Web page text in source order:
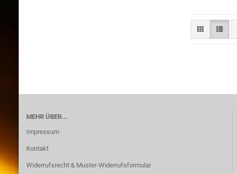
MEHR ÜBER...
Impressum
Kontakt
Widerrufsrecht & Muster-Widerrufsformular